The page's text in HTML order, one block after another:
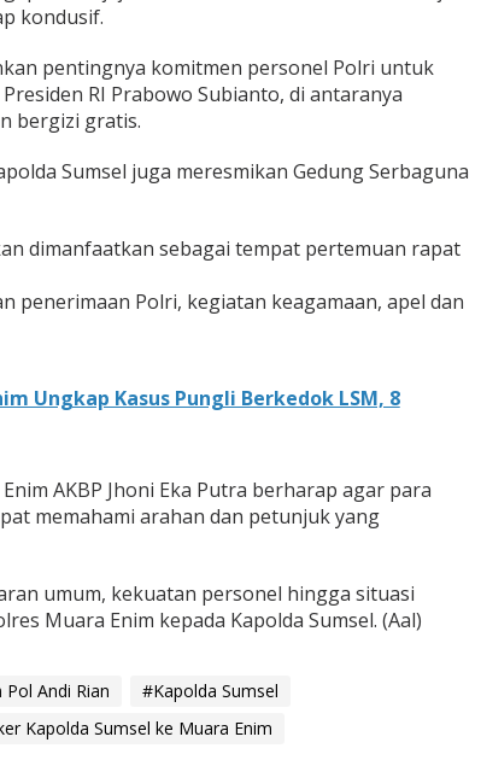
kondusif.
pentingnya komitmen personel Polri untuk
RI Prabowo Subianto, di antaranya
bergizi gratis.
Sumsel juga meresmikan Gedung Serbaguna
dimanfaatkan sebagai tempat pertemuan rapat
penerimaan Polri, kegiatan keagamaan, apel dan
Ungkap Kasus Pungli Berkedok LSM, 8
AKBP Jhoni Eka Putra berharap agar para
memahami arahan dan petunjuk yang
umum, kekuatan personel hingga situasi
Muara Enim kepada Kapolda Sumsel. (Aal)
Andi Rian
#Kapolda Sumsel
Kapolda Sumsel ke Muara Enim